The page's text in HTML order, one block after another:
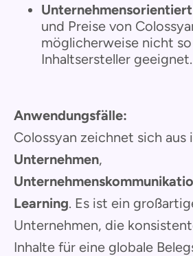
und Preise von
möglicherweise nicht
Inhaltsersteller geeignet.
Anwendungsfälle:
Colossyan zeichnet sich aus
Unternehmen,
Learning. Es ist ein
Unternehmen, die
Inhalte für eine globale